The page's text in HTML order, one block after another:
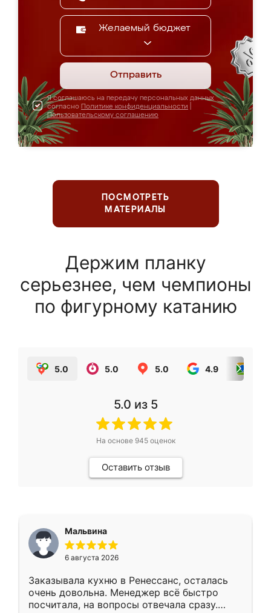
Желаемый бюджет
Отправить
Я соглашаюсь на передачу персональных данных
согласно Политике конфиденциальности
Пользовательскому соглашению
ПОСМОТРЕТЬ
МАТЕРИАЛЫ
Держим планку
серьезнее, чем чемпионы
по фигурному катанию
5.0 5.0 5.0 4.9
5.0 из 5
На основе 945оценок
Оставить отзыв
Мальвина
6 августа 2026
Заказывала кухню в Ренессанс, осталась
очень довольна. Менеджер всё быстро
посчитала, на вопросы отвечала сразу.